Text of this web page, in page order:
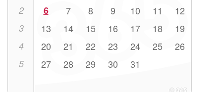
2 6 7 8 9 10 11 12
3 13 14 15 16 17 18 19
4 20 21 22 23 24 25 26
5 27 28 29 30 31